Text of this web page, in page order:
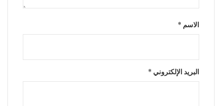
الاسم *
البريد الإلكتروني *